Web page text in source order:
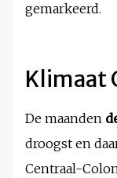
gemarkeerd.
Klimaat
De maanden
droogst en
Centraal-